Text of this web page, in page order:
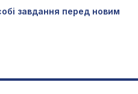
завдання перед новим